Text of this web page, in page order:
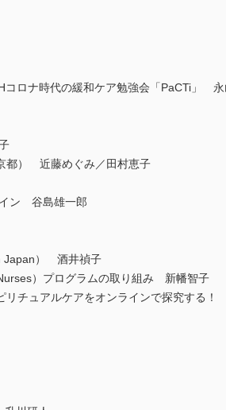
ロナ時代の緩和ケア勉強会「PaCTi」
都） 近藤めぐみ／田村恵子
ン 谷島雄一郎
Japan） 酒井禎子
）プログラムの取り組み 新幡智子
チュアルケアをオンラインで探究する